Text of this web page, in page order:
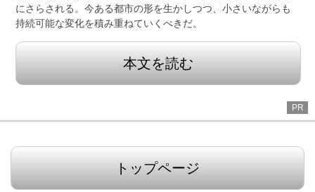
にさらされる。今ある都市の形を生かしつつ、小さいながらも
持続可能な変化を積み重ねていくべきだ。
本文を読む
PR
トップページ